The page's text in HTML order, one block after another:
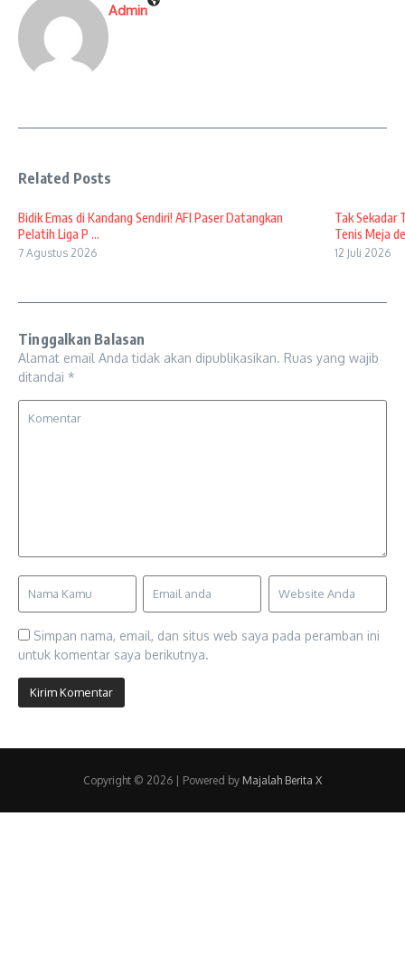
Admin
Related Posts
Bidik Emas di Kandang Sendiri! AFI Paser Datangkan
Pelatih Liga P ...
7 Agustus 2026
Tak Sekadar
Tenis Meja
12 Juli 2026
Tinggalkan Balasan
Alamat email Anda tidak akan dipublikasikan. Ruas yang wajib
ditandai *
Simpan nama, email, dan situs web saya pada peramban ini
untuk komentar saya berikutnya.
Copyright © 2026 | Powered by Majalah Berita X